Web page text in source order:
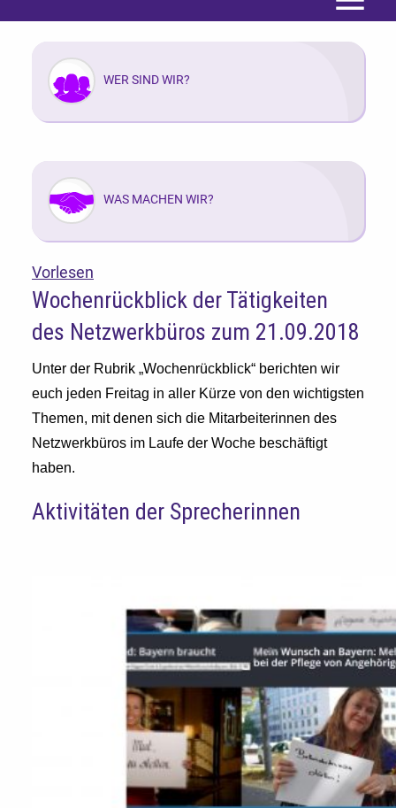
Menü
WER SIND WIR?
WAS MACHEN WIR?
Vorlesen
Wochenrückblick der Tätigkeiten
des Netzwerkbüros zum 21.09.2018
Unter der Rubrik „Wochenrückblick“ berichten wir
euch jeden Freitag in aller Kürze von den wichtigsten
Themen, mit denen sich die Mitarbeiterinnen des
Netzwerkbüros im Laufe der Woche beschäftigt
haben.
Aktivitäten der Sprecherinnen